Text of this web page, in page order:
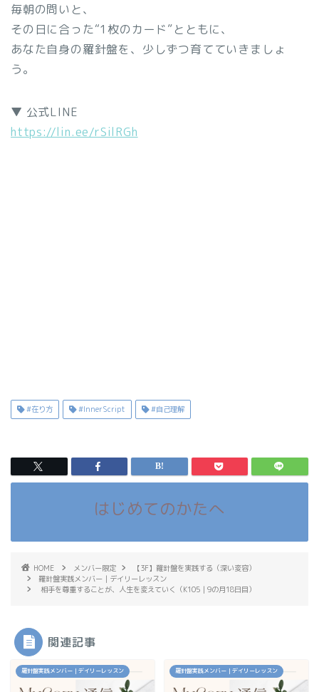
毎朝の問いと、
その日に合った“1枚のカード”とともに、
あなた自身の羅針盤を、少しずつ育てていきましょ
う。
▼ 公式LINE
https://lin.ee/rSilRGh
#在り方 #InnerScript #自己理解
はじめてのかたへ
HOME メンバー限定
【3F】羅針盤を実践する（深い変容）
羅針盤実践メンバー｜デイリーレッスン
相手を尊重することが、人生を変えていく（K105｜9の月18日目）
関連記事
羅針盤実践メンバー｜デイリーレッスン 羅針盤実践メンバー｜デイリーレッスン